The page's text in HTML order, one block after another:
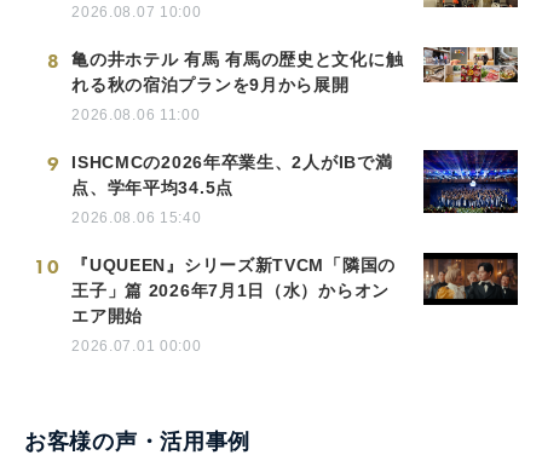
2026.08.07 10:00
8
亀の井ホテル 有馬 有馬の歴史と文化に触
れる秋の宿泊プランを9月から展開
2026.08.06 11:00
9
ISHCMCの2026年卒業生、2人がIBで満
点、学年平均34.5点
2026.08.06 15:40
10
『UQUEEN』シリーズ新TVCM「隣国の
王子」篇 2026年7月1日（水）からオン
エア開始
2026.07.01 00:00
お客様の声・活用事例